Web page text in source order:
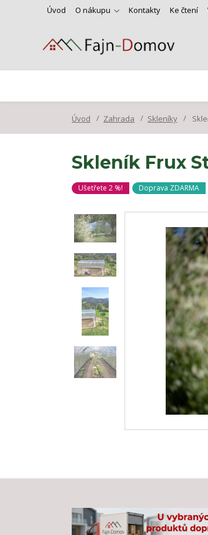
Úvod O nákupu Kontakty Ke čtení
Úvod Zahrada Skleníky
Skleník Frux
Ušetřete 2 %! Doprava ZDARMA